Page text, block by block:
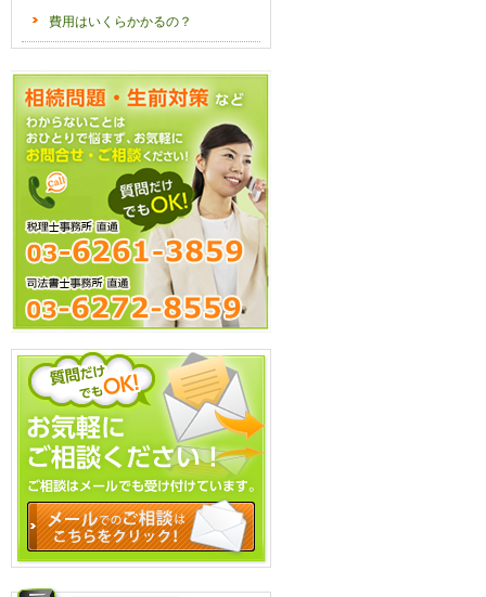
費用はいくらかかるの？